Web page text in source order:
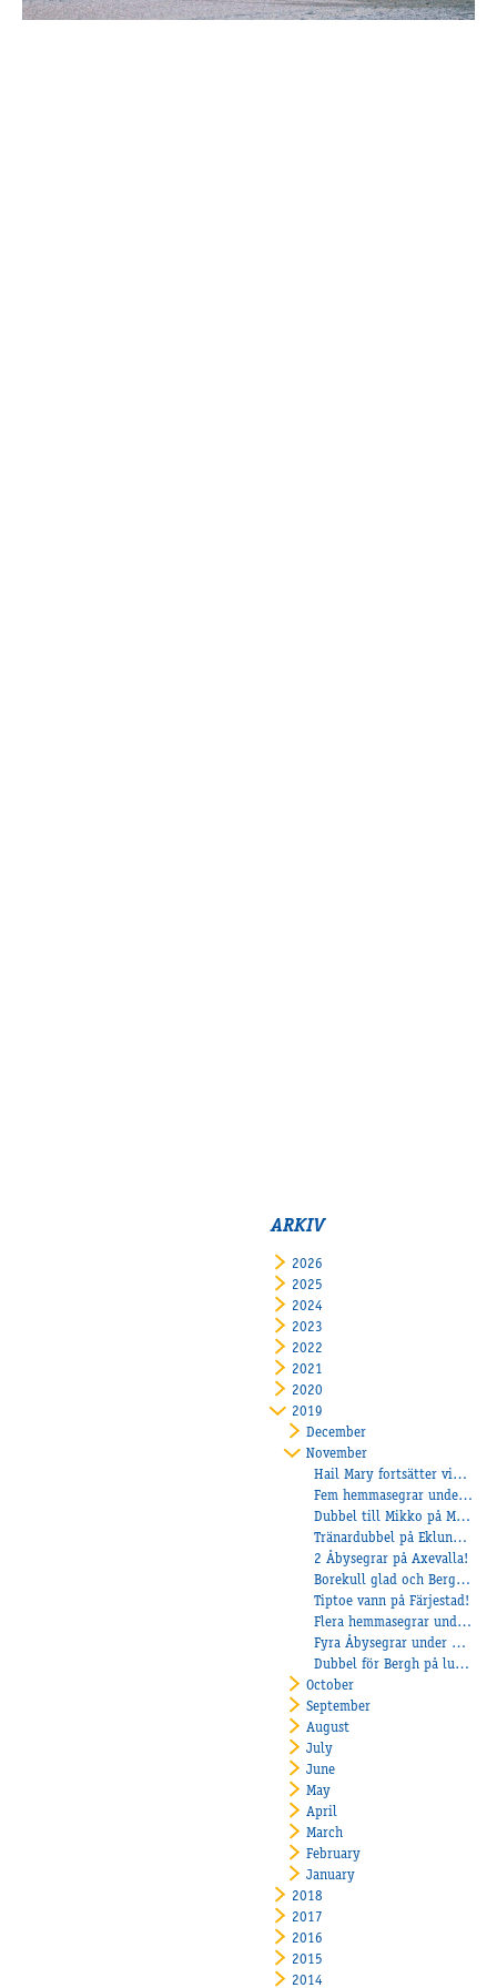
Supertorsdag
ARKIV
2026
2025
2024
2023
2022
2021
2020
2019
December
November
Hail Mary fortsätter vinna!
Fem hemmasegrar under onsdagen
Dubbel till Mikko på Mantorp!
Tränardubbel på Eklundh på Färjestad
2 Åbysegrar på Axevalla!
Borekull glad och Bergh tog tre segrar!
Tiptoe vann på Färjestad!
Flera hemmasegrar under lördagen
Fyra Åbysegrar under Axevallas fredagstävlingar
Dubbel för Bergh på lunchen!
October
September
August
July
June
May
April
March
February
January
2018
2017
2016
2015
2014